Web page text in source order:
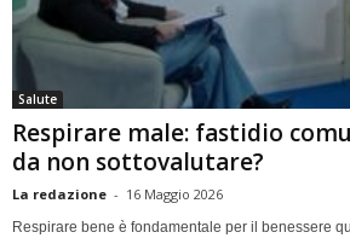
Salute
Respirare male: fastidio
da non sottovalutare?
La redazione - 16 Maggio 2026
Respirare bene è fondamentale per il benessere